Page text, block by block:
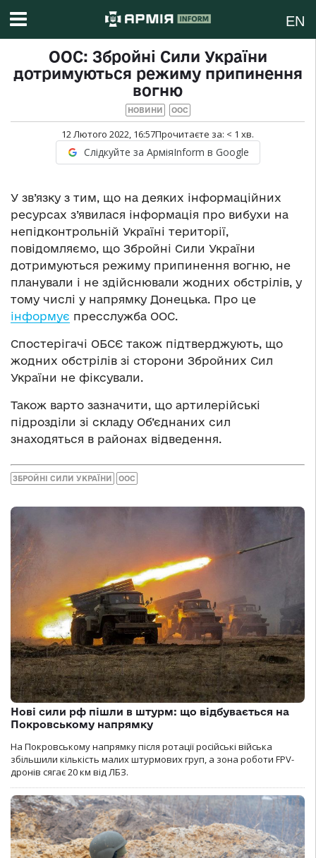
EN
ООС: Збройні Сили України
дотримуються режиму припинення
вогню
НОВИНИ ООС
12 Лютого 2022, 16:57Прочитаєте за: < 1 хв.
Слідкуйте за АрміяInform в Google
У зв’язку з тим, що на деяких інформаційних
ресурсах з’явилася інформація про вибухи на
непідконтрольній Україні території,
повідомляємо, що Збройні Сили України
дотримуються режиму припинення вогню, не
планували і не здійснювали жодних обстрілів, у
тому числі у напрямку Донецька. Про це
інформує пресслужба ООС.
Спостерігачі ОБСЄ також підтверджують, що
жодних обстрілів зі сторони Збройних Сил
України не фіксували.
Також варто зазначити, що артилерійські
підрозділи зі складу Об’єднаних сил
знаходяться в районах відведення.
ЗБРОЙНІ СИЛИ УКРАЇНИ ООС
Нові сили рф пішли в штурм: що відбувається на
Покровському напрямку
На Покровському напрямку після ротації російські війська
збільшили кількість малих штурмових груп, а зона роботи FPV-
дронів сягає 20 км від ЛБЗ.